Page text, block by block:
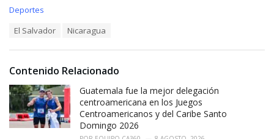
C
r
i
e
s
:
Deportes
:
El Salvador Nicaragua
Contenido Relacionado
Guatemala fue la mejor delegación
centroamericana en los Juegos
Centroamericanos y del Caribe Santo
Domingo 2026